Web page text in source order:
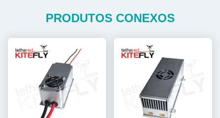
PRODUTOS CONEXOS